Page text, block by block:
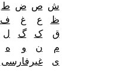
ش ص ض ط
ظ
ع غ
ف
ق
ک گ
ل
م
ن و
ه
ی
غیرفارسی